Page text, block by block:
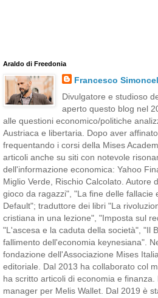
Araldo di Freedonia
Francesco
Divulgatore e studioso
aperto questo blog nel
alle questioni economico/politiche
Austriaca e libertaria. Dopo aver
frequentando i corsi della Mises
articoli anche su siti con notevole
dell'informazione economica: Yahoo
Miglio Verde, Rischio Calcolato. Autore
gioco da ragazzi", "La fine delle fallacie
Default"; traduttore dei libri "La
cristiana in una lezione", "Imposta sul
"L'ascesa e la caduta della società", "Il
fallimento dell'economia keynesiana".
fondazione dell'Associazione Mises
editoriale. Dal 2013 ha collaborato col
ha scritto articoli di economia e
manager per Melis Wallet. Dal 2019 è